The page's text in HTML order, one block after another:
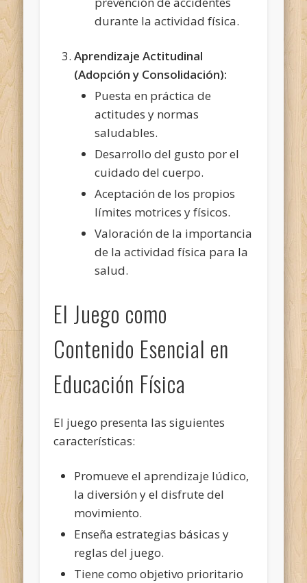
durante la actividad física.
Aprendizaje Actitudinal
(Adopción y Consolidación):
Puesta en práctica de
actitudes y normas
saludables.
Desarrollo del gusto por el
cuidado del cuerpo.
Aceptación de los propios
límites motrices y físicos.
Valoración de la importancia
de la actividad física para la
salud.
El Juego como
Contenido Esencial en
Educación Física
El juego presenta las siguientes
características:
Promueve el aprendizaje lúdico,
la diversión y el disfrute del
movimiento.
Enseña estrategias básicas y
reglas del juego.
Tiene como objetivo prioritario